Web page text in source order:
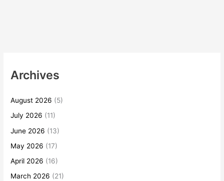
Archives
August 2026 (5)
July 2026 (11)
June 2026 (13)
May 2026 (17)
April 2026 (16)
March 2026 (21)